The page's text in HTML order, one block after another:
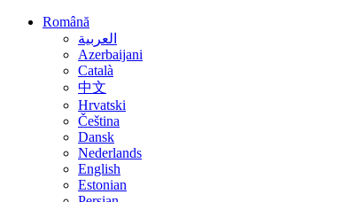
Română
العربية
Azerbaijani
Català
中文
Hrvatski
Čeština
Dansk
Nederlands
English
Estonian